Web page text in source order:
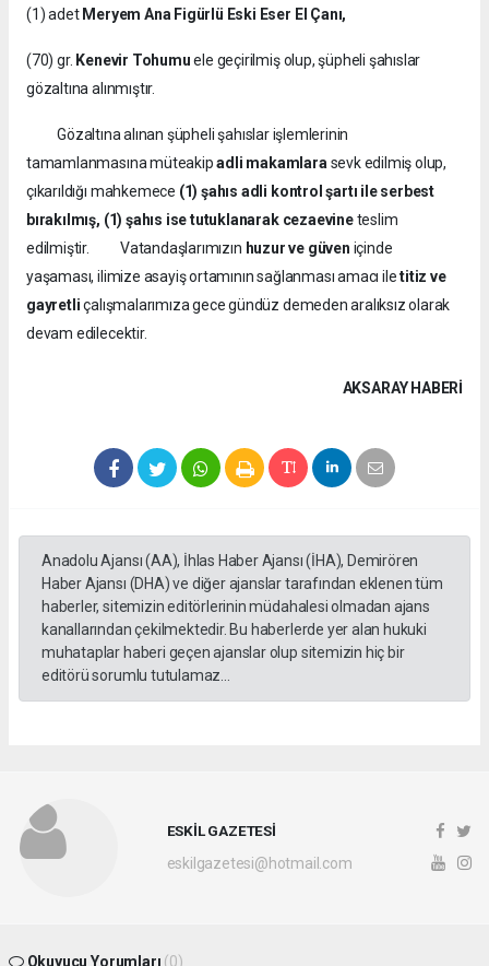
(1) adetMeryem Ana Figürlü Eski Eser El Çanı,
(70) gr. Kenevir Tohumuele geçirilmiş olup, şüpheli şahıslar
gözaltına alınmıştır.
Gözaltına alınan şüpheli şahıslar işlemlerinin
tamamlanmasına müteakipadli makamlara sevk edilmiş olup,
çıkarıldığı mahkemece (1) şahıs adli kontrol şartı ile serbest
bırakılmış, (1) şahıs ise tutuklanarak cezaevineteslim
edilmiştir. Vatandaşlarımızın huzur ve güven içinde
yaşaması, ilimize asayiş ortamının sağlanması amacı iletitiz ve
gayretliçalışmalarımıza gece gündüz demeden aralıksız olarak
devam edilecektir.
AKSARAY HABERİ
Anadolu Ajansı (AA), İhlas Haber Ajansı (İHA), Demirören
Haber Ajansı (DHA) ve diğer ajanslar tarafından eklenen tüm
haberler, sitemizin editörlerinin müdahalesi olmadan ajans
kanallarından çekilmektedir. Bu haberlerde yer alan hukuki
muhataplar haberi geçen ajanslar olup sitemizin hiç bir
editörü sorumlu tutulamaz...
ESKİL GAZETESİ
eskilgazetesi@hotmail.com
Okuyucu Yorumları (0)